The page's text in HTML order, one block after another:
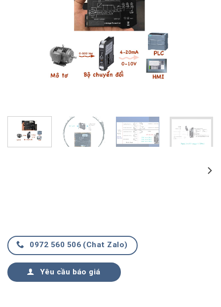
0972 560 506 (Chat Zalo)
Yêu cầu báo giá